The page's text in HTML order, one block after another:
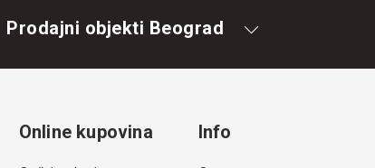
Prodajni objekti Beograd
Online kupovina Info